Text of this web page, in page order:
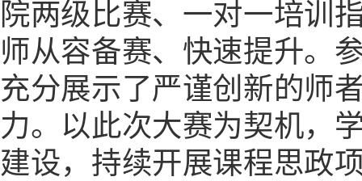
院两级比赛、一对一培训
师从容备赛、快速提升。
充分展示了严谨创新的师
力。以此次大赛为契机，
建设，持续开展课程思政